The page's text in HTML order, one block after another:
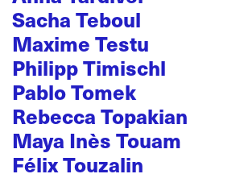
Sacha Teboul
Maxime Testu
Philipp Timischl
Pablo Tomek
Rebecca Topakian
Maya Inès Touam
Félix Touzalin